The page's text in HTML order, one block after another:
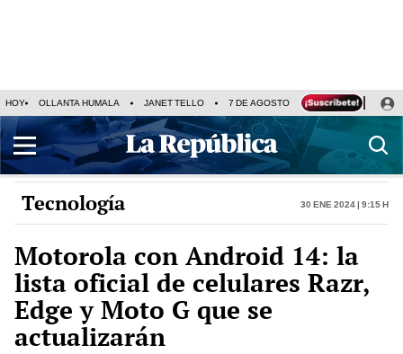
HOY OLLANTA HUMALA JANET TELLO 7 DE AGOSTO TINKA RESULTADOS
Tecnología 30 Ene 2024 | 9:15 h
Motorola con Android 14: la
lista oficial de celulares Razr,
Edge y Moto G que se
actualizarán